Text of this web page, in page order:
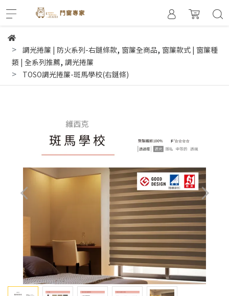
調光捲簾 | 防火系列-右鏈條款, 窗簾全商品, 窗簾款式 | 窗簾種
類 | 全系列推薦, 調光捲簾
TOSO調光捲簾-斑馬學校(右鏈條)